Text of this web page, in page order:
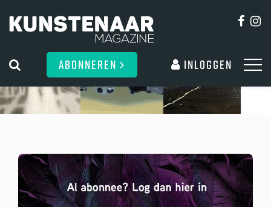
ABONNEREN Inloggen